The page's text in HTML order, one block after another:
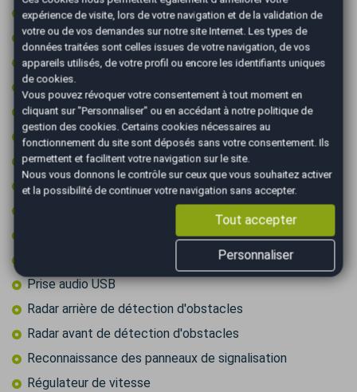
Intérieur semi-cuir
Jantes 19 pouces
Jantes aluminium
Limiteur de vitesse
Marchepieds
Ordinateur de bord
Ouverture du coffre électrique
Pack sport
Prise audio USB
Radar arrière de détection d'obstacles
Radar avant de détection d'obstacles
Reconnaissance des panneaux de signalisation
Régulateur de vitesse
expérience de visite, lors de votre navigation et de la validation de
votre ou de vos demandes sur notre site Internet. Les types de
données traitées sont celles issues de votre navigation, de vos
appareils utilisés, de votre profil ou encore les identifiants uniques
de cookies.
Vous pouvez révoquer votre consentement à tout moment en
cliquant sur "Personnaliser" ou en accédant à notre politique de
gestion des cookies. Certains cookies nécessaires au
fonctionnement du site sont déposés sans votre consentement. Ils
permettent et facilitent votre navigation sur le site.
Nous vous donnons le contrôle sur ceux que vous souhaitez activer
et la possibilité de continuer votre navigation sans accepter.
Tout accepter
Personnaliser